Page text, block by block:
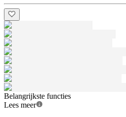
Belangrijkste functies
Lees meer